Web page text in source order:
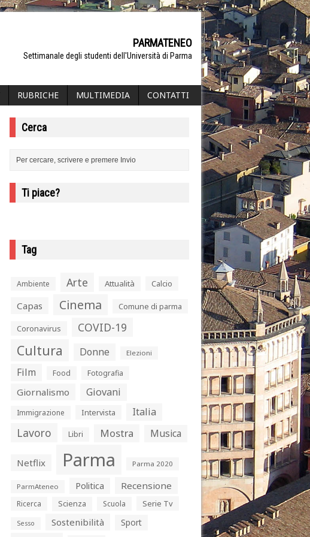
PARMATENEO
Settimanale degli studenti dell'Università di Parma
RUBRICHE MULTIMEDIA CONTATTI
Cerca
Ti piace?
Tag
Ambiente Arte Attualità Calcio
Capas Cinema Comune di parma
Coronavirus COVID-19
Cultura Donne Elezioni
Film Food Fotografia
Giornalismo Giovani
Immigrazione Intervista Italia
Lavoro Libri Mostra Musica
Netflix Parma Parma 2020
ParmAteneo Politica Recensione
Ricerca Scienza Scuola Serie Tv
Sesso Sostenibilità Sport